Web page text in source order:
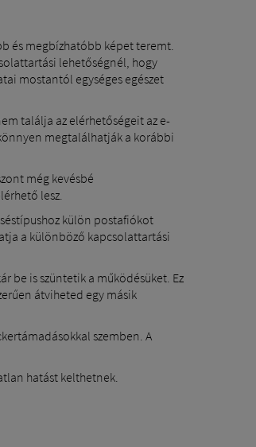
és megbízhatóbb képet teremt.
lehetőségnél, hogy
mostantól egységes egészet
találja az elérhetőségeit az e-
megtalálhatják a korábbi
még kevésbé
lesz.
külön postafiókot
a különböző kapcsolattartási
be is szüntetik a működésüket. Ez
átviheted egy másik
szemben. A
hatást kelthetnek.